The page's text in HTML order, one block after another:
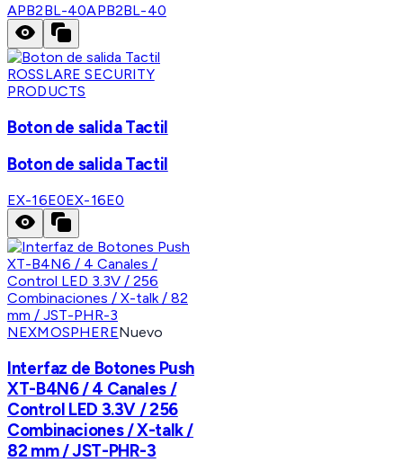
APB2BL-40APB2BL-40
ROSSLARE SECURITY
PRODUCTS
Boton de salida Tactil
Boton de salida Tactil
EX-16E0EX-16E0
NEXMOSPHERENuevo
Interfaz de Botones Push
XT-B4N6 / 4 Canales /
Control LED 3.3V / 256
Combinaciones / X-talk /
82 mm / JST-PHR-3